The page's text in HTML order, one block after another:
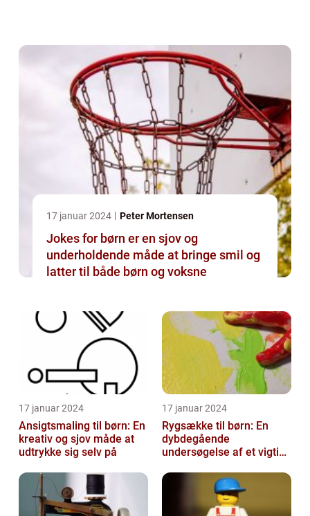
17 januar 2024 Peter Mortensen
Jokes for børn er en sjov og
underholdende måde at bringe smil og
latter til både børn og voksne
17 januar 2024
Ansigtsmaling til børn: En
kreativ og sjov måde at
udtrykke sig selv på
17 januar 2024
Rygsække til børn: En
dybdegående
undersøgelse af et vigtigt